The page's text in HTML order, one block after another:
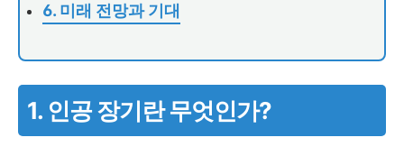
6. 미래 전망과 기대
1. 인공 장기란 무엇인가?